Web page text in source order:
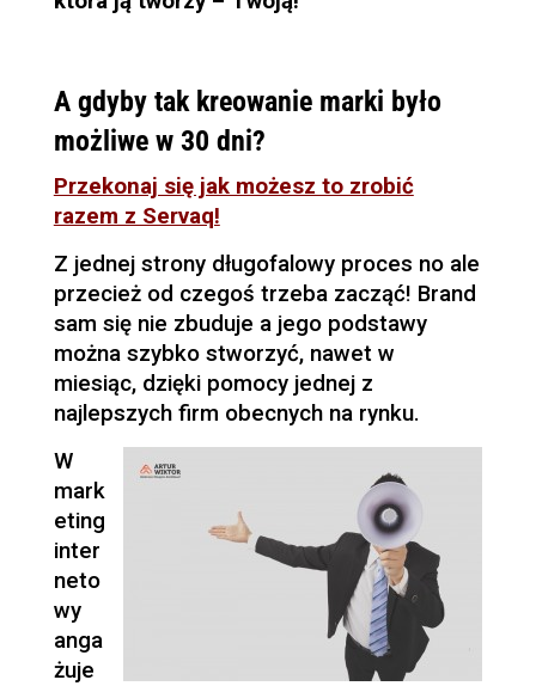
A gdyby tak kreowanie marki było
możliwe w 30 dni?
Przekonaj się jak możesz to zrobić
razem z Servaq!
Z jednej strony długofalowy proces no ale
przecież od czegoś trzeba zacząć! Brand
sam się nie zbuduje a jego podstawy
można szybko stworzyć, nawet w
miesiąc, dzięki pomocy jednej z
najlepszych firm obecnych na rynku.
W
mark
eting
inter
neto
wy
anga
żuje